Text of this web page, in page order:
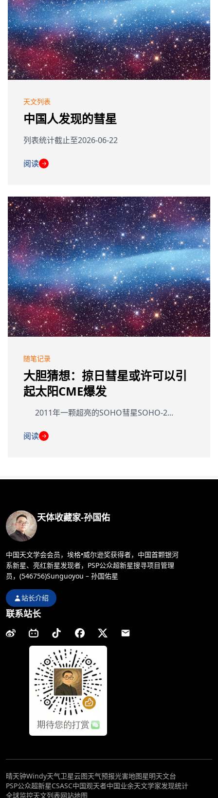
天文列表
中国人发现的彗星
列表统计截止至2026-06-22
阅读 →
随笔记录
大胆猜想：掠日彗星或许可以引
起太阳CME爆发
2011年一颗超亮的SOHO彗星SOHO-2...
阅读 →
天体收藏家-孙国佑
中国天文学会会员，埃格•威尔逊奖获得者，中国首颗银河
系新星、亮红新星发现者，PSP公众超新星搜寻项目管理
员，(546756)Sunguoyou – 孙国佑星
站长介绍
联系站长
晴天钟Windy天气卫星云图天气预报光害地图星明天文台
PSP公众超新星CSASC中国观天者中国业余天文学家发现统计
全球监控天文列表网站地图